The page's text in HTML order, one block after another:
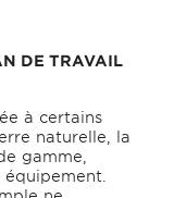
DE TRAVAIL
à certains
naturelle, la
gamme,